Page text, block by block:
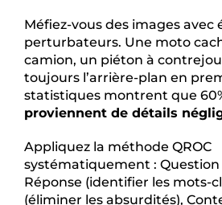
Méfiez-vous des images avec
perturbateurs. Une moto
camion, un piéton à
toujours l’arrière-plan en
statistiques montrent que
proviennent de détails
Appliquez la méthode QROC
systématiquement : Question
Réponse (identifier les mots-
(éliminer les absurdités),